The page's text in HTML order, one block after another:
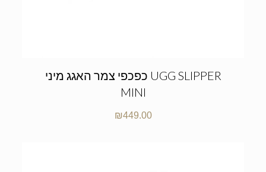
כפכפי צמר האגג מיני UGG SLIPPER
MINI
₪449.00